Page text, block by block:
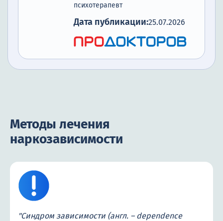
психотерапевт
Дата публикации:25.07.2026
Методы лечения
наркозависимости
"Синдром зависимости (англ. – dependence